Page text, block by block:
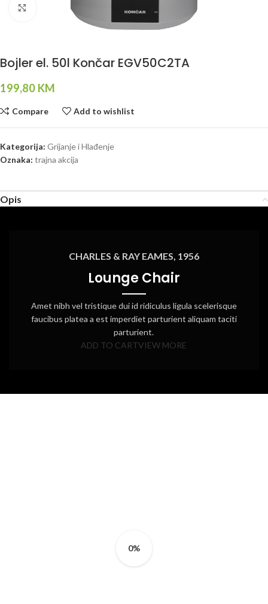
Click to enlarge
Bojler el. 50l Končar EGV50C2TA
199,80 KM
Compare Add to wishlist
Kategorija: Grijanje i Hlađenje
Oznaka: trajna akcija
Opis
CHARLES & RAY EAMES, 1956
Lounge Chair
Amet nibh vel tristique dui id ridiculus ligula scelerisque
faucibus platea a est imperdiet parturient aliquam taciti
parturient.
ADD TO CARTVIEW MORE
0%